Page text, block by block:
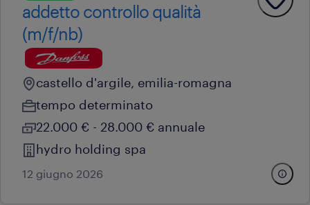
addetto controllo qualità
(m/f/nb)
castello d'argile, emilia-romagna
tempo determinato
22.000 € - 28.000 € annuale
hydro holding spa
12 giugno 2026